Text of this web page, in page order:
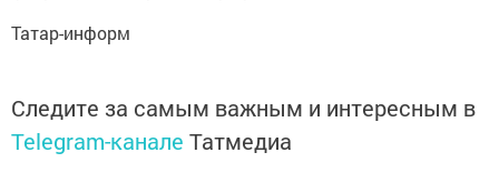
Татар-информ
Следите за самым важным и интересным в
Telegram-канале Татмедиа